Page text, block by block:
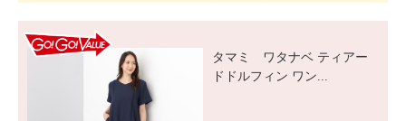
タマミ ワタナベ ティアー
ドドルフィン ワン...